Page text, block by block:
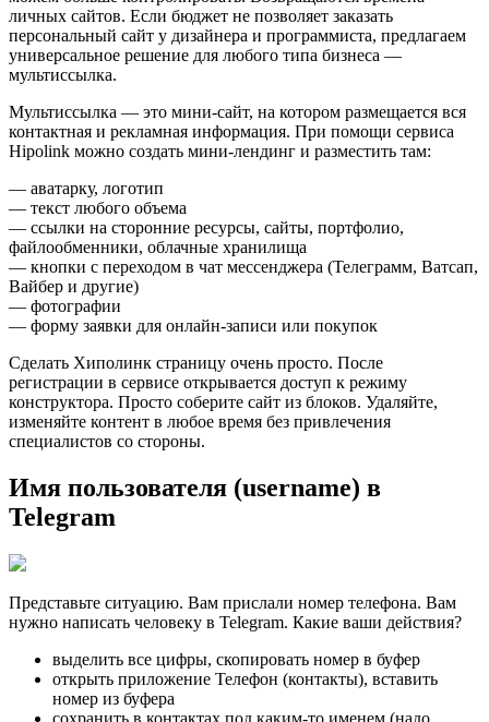
личных сайтов. Если бюджет не позволяет заказать
персональный сайт у дизайнера и программиста, предлагаем
универсальное решение для любого типа бизнеса —
мультиссылка.
Мультиссылка — это мини-сайт, на котором размещается вся
контактная и рекламная информация. При помощи сервиса
Hipolink можно создать мини-лендинг и разместить там:
— аватарку, логотип
— текст любого объема
— ссылки на сторонние ресурсы, сайты, портфолио,
файлообменники, облачные хранилища
— кнопки с переходом в чат мессенджера (Телеграмм, Ватсап,
Вайбер и другие)
— фотографии
— форму заявки для онлайн-записи или покупок
Сделать Хиполинк страницу очень просто. После
регистрации в сервисе открывается доступ к режиму
конструктора. Просто соберите сайт из блоков. Удаляйте,
изменяйте контент в любое время без привлечения
специалистов со стороны.
Имя пользователя (username) в
Telegram
Представьте ситуацию. Вам прислали номер телефона. Вам
нужно написать человеку в Telegram. Какие ваши действия?
выделить все цифры, скопировать номер в буфер
открыть приложение Телефон (контакты), вставить
номер из буфера